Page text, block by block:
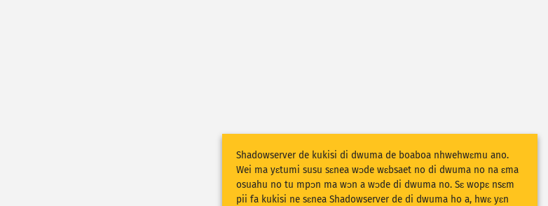
Shadowserver de kukisi di dwuma de boaboa nhwehwɛmu ano.
Wei ma yɛtumi susu sɛnea wɔde wɛbsaet no di dwuma no na ɛma
osuahu no tu mpɔn ma wɔn a wɔde di dwuma no. Sɛ wopɛ nsɛm
pii fa kukisi ne sɛnea Shadowserver de di dwuma ho a, hwɛ yɛn